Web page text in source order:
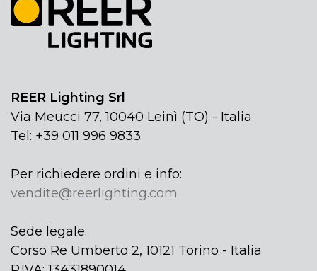
REER Lighting Srl
Via Meucci 77, 10040 Leinì (TO) - Italia
Tel: +39 011 996 9833
Per richiedere ordini e info:
vendite@reerlighting.com
Sede legale:
Corso Re Umberto 2, 10121 Torino - Italia